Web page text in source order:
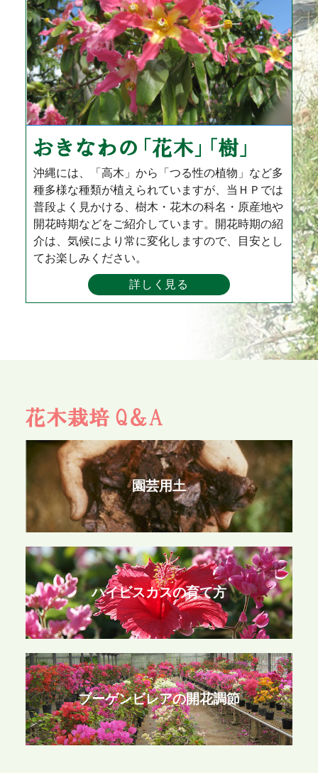
沖縄には、「高木」から「つる性の植物」など多
種多様な種類が植えられていますが、当ＨＰでは
普段よく見かける、樹木・花木の科名・原産地や
開花時期などをご紹介しています。開花時期の紹
介は、気候により常に変化しますので、目安とし
てお楽しみください。
詳しく見る
園芸用土
ハイビスカスの育て方
ブーゲンビレアの開花調節